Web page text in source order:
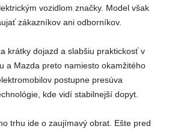
vozidlom značky. Model však
zákazníkov ani odborníkov.
krátky dojazd a slabšiu praktickosť v
a Mazda preto namiesto okamžitého
postupne presúva
kde vidí stabilnejší dopyt.
trhu ide o zaujímavý obrat. Ešte pred